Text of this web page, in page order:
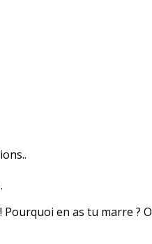
en as tu marre ?